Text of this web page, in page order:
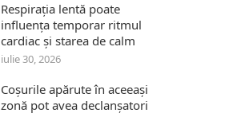
Respirația lentă poate
influența temporar ritmul
cardiac și starea de calm
iulie 30, 2026
Coșurile apărute în aceeași
zonă pot avea declanșatori